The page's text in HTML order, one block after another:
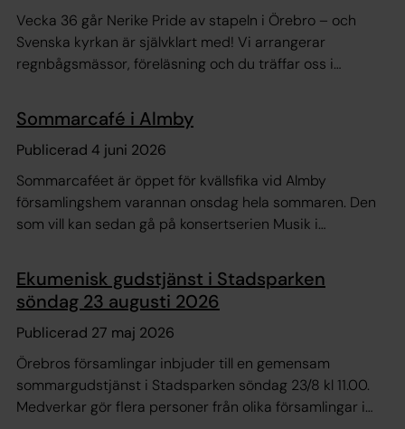
Vecka 36 går Nerike Pride av stapeln i Örebro – och
Svenska kyrkan är självklart med! Vi arrangerar
regnbågsmässor, föreläsning och du träffar oss i
Sommarcafé i Almby
Publicerad 4 juni 2026
Sommarcaféet är öppet för kvällsfika vid Almby
församlingshem varannan onsdag hela sommaren. Den
som vill kan sedan gå på konsertserien Musik i
Ekumenisk gudstjänst i Stadsparken
söndag 23 augusti 2026
Publicerad 27 maj 2026
Örebros församlingar inbjuder till en gemensam
sommargudstjänst i Stadsparken söndag 23/8 kl 11.00.
Medverkar gör flera personer från olika församlingar i